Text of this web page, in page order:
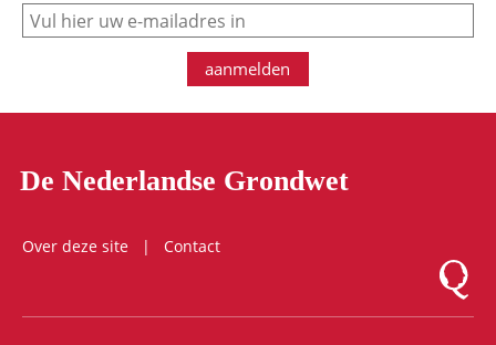
e-mail
aanmelden
De Nederlandse Grondwet
Over deze site
Contact
Logo